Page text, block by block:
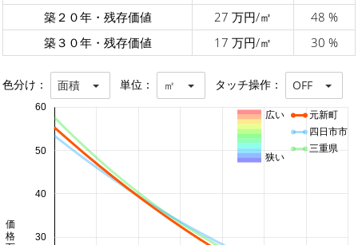
築２０年・残存価値
27 万円/㎡
48 %
築３０年・残存価値
17 万円/㎡ 30 %
色分け： 面積 単位： ㎡ タッチ操作： OFF
30
40
50
60
元新町
四日市市
三重県
広い
狭い